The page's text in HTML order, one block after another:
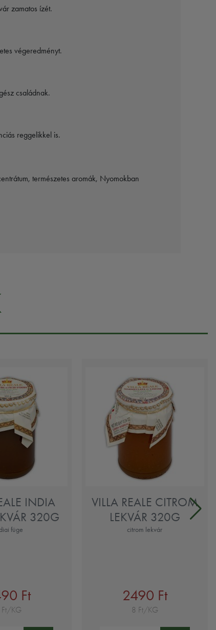
zamatos ízét.
végeredményt.
családnak.
reggelikkel is.
természetes aromák, Nyomokban
INDIA
320G
füge
Ft
Ft/KG
VILLA REALE CITROM
LEKVÁR 320G
citrom lekvár
2490 Ft
8 Ft/KG